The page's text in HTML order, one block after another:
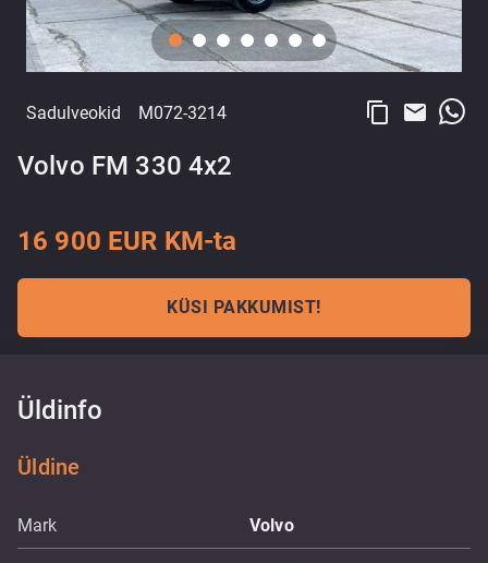
Sadulveokid M072-3214 content_copy email
Volvo FM 330 4x2
16 900 EUR KM-ta
KÜSI PAKKUMIST!
Üldinfo
Üldine
Mark Volvo